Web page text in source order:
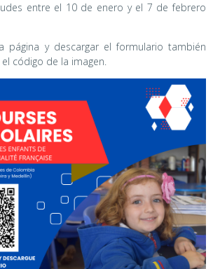
entre el 10 de enero y el 7 de febrero
página y descargar el formulario también
código de la imagen.